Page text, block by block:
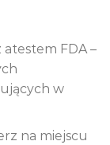
atestem FDA –
w
na miejscu